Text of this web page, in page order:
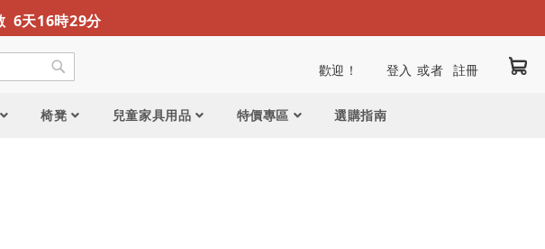
限時免運
我
尋
歡迎！ 登入 註冊
椅凳 兒童家具用品 特價專區 選購指南